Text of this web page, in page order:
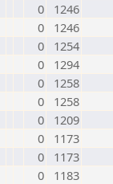
0
1246
0
1246
0
1254
0
1294
0
1258
0
1258
0
1209
0
1173
0
1173
0
1183